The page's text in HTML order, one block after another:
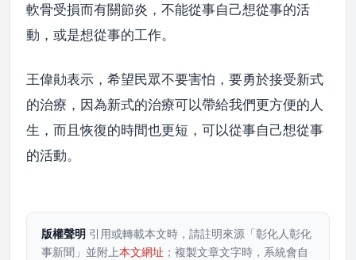
軟骨受損而有關節炎，不能從事自己想從事的活
動，或是想從事的工作。
王偉勛表示，希望民眾不要害怕，要勇於接受新式
的治療，因為新式的治療可以帶給我們更方便的人
生，而且恢復的時間也更短，可以從事自己想從事
的活動。
版權聲明 引用或轉載本文時，請註明來源「彰化人彰化
事新聞」並附上本文網址 ；複製文章文字時，系統會自